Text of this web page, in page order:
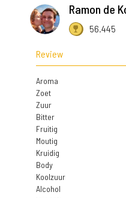
Ramon de
56.445
Review
Aroma
Zoet
Zuur
Bitter
Fruitig
Moutig
Kruidig
Body
Koolzuur
Alcohol